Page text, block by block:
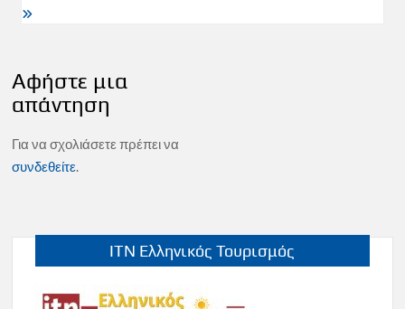
Αφήστε μια
απάντηση
Για να σχολιάσετε πρέπει να
συνδεθείτε.
ITN Ελληνικός Τουρισμός